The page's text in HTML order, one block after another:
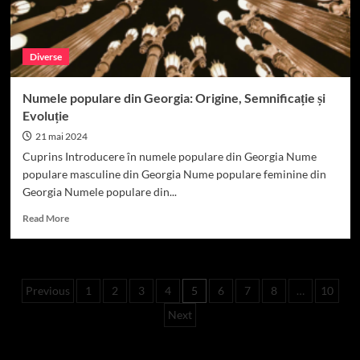
Diverse
Numele populare din Georgia: Origine, Semnificație și
Evoluție
21 mai 2024
Cuprins Introducere în numele populare din Georgia Nume
populare masculine din Georgia Nume populare feminine din
Georgia Numele populare din...
Read MoreRead
populare
din
Paginație
Previous 1 2 3 4 5 6 7 8 …
10
Next